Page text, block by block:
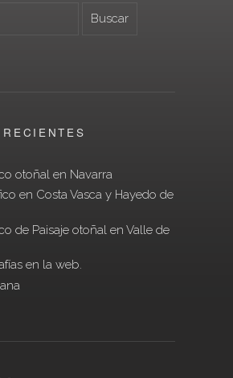
otoñal en Navarra
en Costa Vasca y Hayedo de
de Paisaje otoñal en Valle de
en la web.